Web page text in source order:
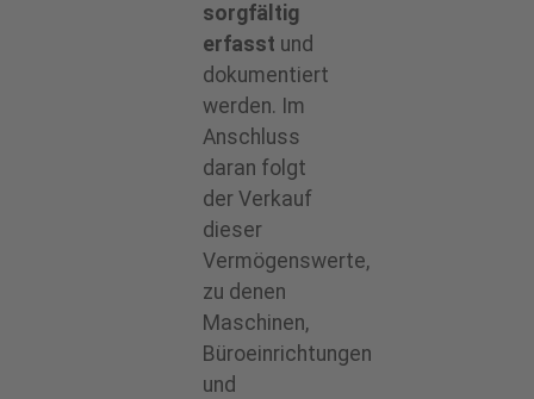
sorgfältig
erfasst und
dokumentiert
werden. Im
Anschluss
daran folgt
der Verkauf
dieser
Vermögenswerte,
zu denen
Maschinen,
Büroeinrichtungen
und